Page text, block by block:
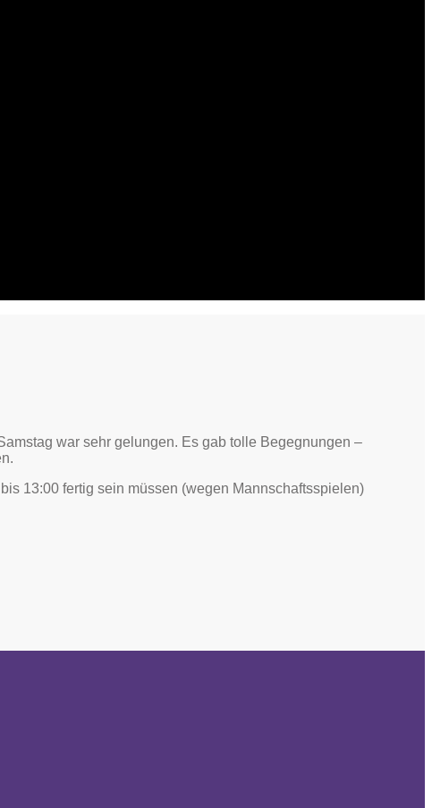
war sehr gelungen. Es gab tolle Begegnungen –
13:00 fertig sein müssen (wegen Mannschaftsspielen)